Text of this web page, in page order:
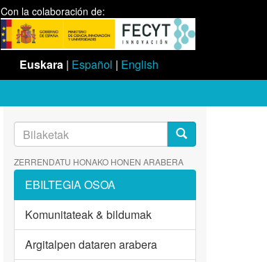
Con la colaboración de:
Euskara | Español | English
ZERRENDATU HONAKO HONEN ARABERA
EBILTEGIA OSOA
Komunitateak & bildumak
Argitalpen dataren arabera